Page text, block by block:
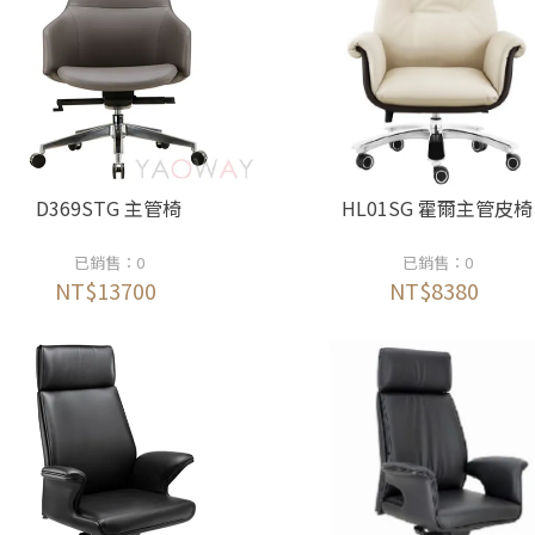
D369STG 主管椅
已銷售：0
NT$13700
HL01SG 霍爾主管皮椅
已銷售：0
NT$8380